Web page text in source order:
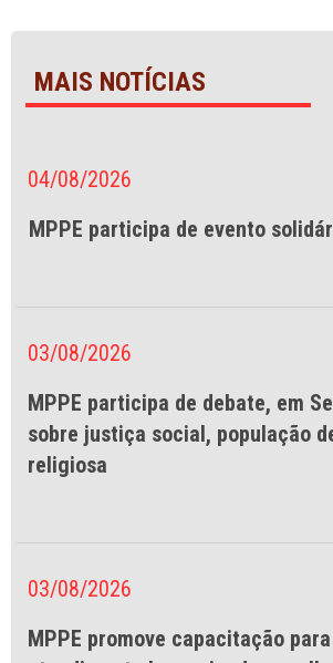
MAIS NOTÍCIAS
04/08/2026
MPPE participa de evento
03/08/2026
MPPE participa de debate, em
sobre justiça social, população
religiosa
03/08/2026
MPPE promove capacitação